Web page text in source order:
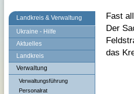
Landkreis & Verwaltung
Ukraine - Hilfe
Aktuelles
Landkreis
Verwaltung
Verwaltungsführung
Personalrat
Fast
Der
das